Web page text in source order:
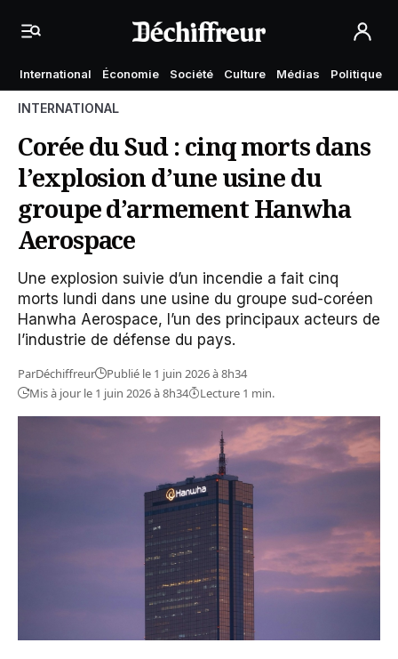
International Économie Société Culture Médias Politique
INTERNATIONAL
Corée du Sud : cinq morts dans
l’explosion d’une usine du
groupe d’armement Hanwha
Aerospace
Une explosion suivie d’un incendie a fait cinq
morts lundi dans une usine du groupe sud-coréen
Hanwha Aerospace, l’un des principaux acteurs de
l’industrie de défense du pays.
ParDéchiffreur
Publié le 1 juin 2026 à 8h34
Mis à jour le 1 juin 2026 à 8h34
Lecture 1 min.